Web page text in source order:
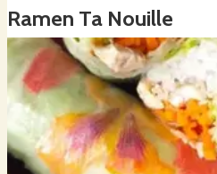
Ramen Ta Nouille